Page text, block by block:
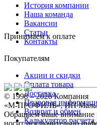
История компании
Наша команда
Вакансии
Статьи
Контакты
Покупателям
Акции и скидки
Оплата товара
Доставка
Правовая
Возврат и обмен
Калькулятор расчета
Принимаем к оплате
© 1998 – 2026 Компания
«М-ПРОФИЛЬ», ИП
Обращаем ваше внимание
носит исключительно